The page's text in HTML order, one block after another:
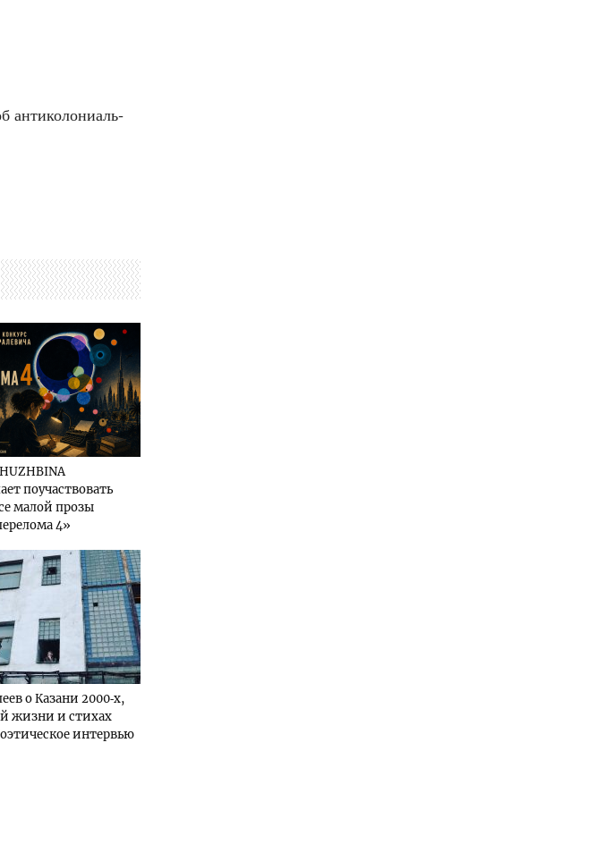
анти­ко­ло­ни­аль­
поучаствовать
малой прозы
4»
о Казани 2000‑х,
жизни и стихах
интервью